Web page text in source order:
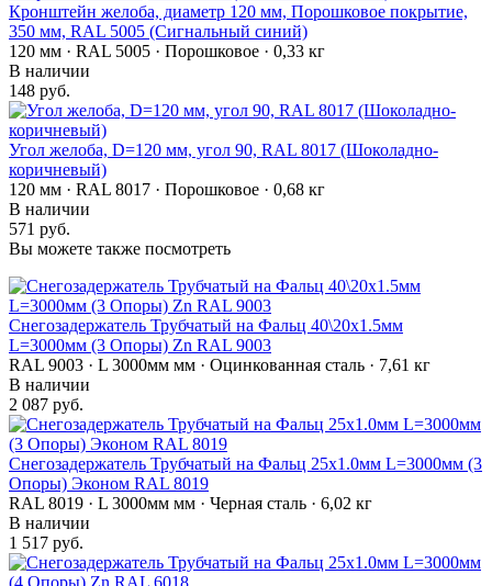
Кронштейн желоба, диаметр 120 мм, Порошковое покрытие,
350 мм, RAL 5005 (Сигнальный синий)
120 мм · RAL 5005 · Порошковое · 0,33 кг
В наличии
148 руб.
Угол желоба, D=120 мм, угол 90, RAL 8017 (Шоколадно-
коричневый)
120 мм · RAL 8017 · Порошковое · 0,68 кг
В наличии
571 руб.
Вы можете также посмотреть
Снегозадержатель Трубчатый на Фальц 40\20х1.5мм
L=3000мм (3 Опоры) Zn RAL 9003
RAL 9003 · L 3000мм мм · Оцинкованная сталь · 7,61 кг
В наличии
2 087 руб.
Снегозадержатель Трубчатый на Фальц 25х1.0мм L=3000мм (3
Опоры) Эконом RAL 8019
RAL 8019 · L 3000мм мм · Черная сталь · 6,02 кг
В наличии
1 517 руб.